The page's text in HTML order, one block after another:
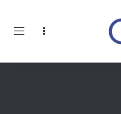
Toggle